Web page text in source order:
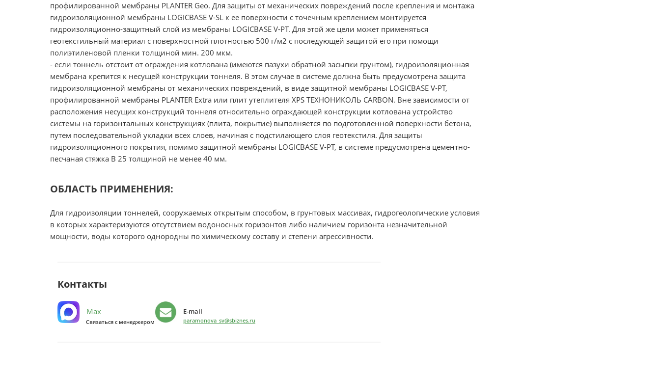
профилированной мембраны PLANTER Geo. Для защиты от механических повреждений после крепления и монтажа
гидроизоляционной мембраны LOGICBASE V-SL к ее поверхности с точечным креплением монтируется
гидроизоляционно-защитный слой из мембраны LOGICBASE V-PT. Для этой же цели может применяться
геотекстильный материал с поверхностной плотностью 500 г/м2 с последующей защитой его при помощи
полиэтиленовой пленки толщиной мин. 200 мкм.
- если тоннель отстоит от ограждения котлована (имеются пазухи обратной засыпки грунтом), гидроизоляционная
мембрана крепится к несущей конструкции тоннеля. В этом случае в системе должна быть предусмотрена защита
гидроизоляционной мембраны от механических повреждений, в виде защитной мембраны LOGICBASE V-PT,
профилированной мембраны PLANTER Еxtra или плит утеплителя XPS ТЕХНОНИКОЛЬ CARBON. Вне зависимости от
расположения несущих конструкций тоннеля относительно ограждающей конструкции котлована устройство
системы на горизонтальных конструкциях (плита, покрытие) выполняется по подготовленной поверхности бетона,
путем последовательной укладки всех слоев, начиная с подстилающего слоя геотекстиля. Для защиты
гидроизоляционного покрытия, помимо защитной мембраны LOGICBASE V-PT, в системе предусмотрена цементно-
песчаная стяжка В 25 толщиной не менее 40 мм.
ОБЛАСТЬ ПРИМЕНЕНИЯ:
Для гидроизоляции тоннелей, сооружаемых открытым способом, в грунтовых массивах, гидрогеологические условия
в которых характеризуются отсутствием водоносных горизонтов либо наличием горизонта незначительной
мощности, воды которого однородны по химическому составу и степени агрессивности.
Контакты
Max
Связаться с менеджером
E-mail
paramonova_sv@sbiznes.ru